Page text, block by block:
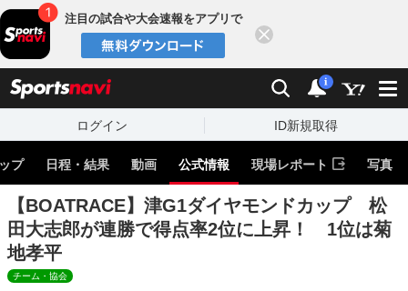
注目の試合や大会速報をアプリで
検索 通知
i
ログイン ID新規取得
プ 日程・結果 動画 公式情報 現場レポート 写真
【BOATRACE】津G1ダイヤモンドカップ 松
田大志郎が連勝で得点率2位に上昇！ 1位は菊
地孝平
チーム・協会